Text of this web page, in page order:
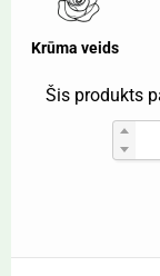
Krūma veids
Šis produkts